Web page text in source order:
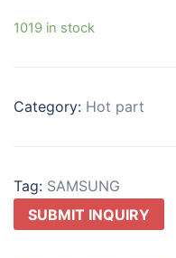
1019 in stock
Category: Hot part
Tag: SAMSUNG
SUBMIT INQUIRY